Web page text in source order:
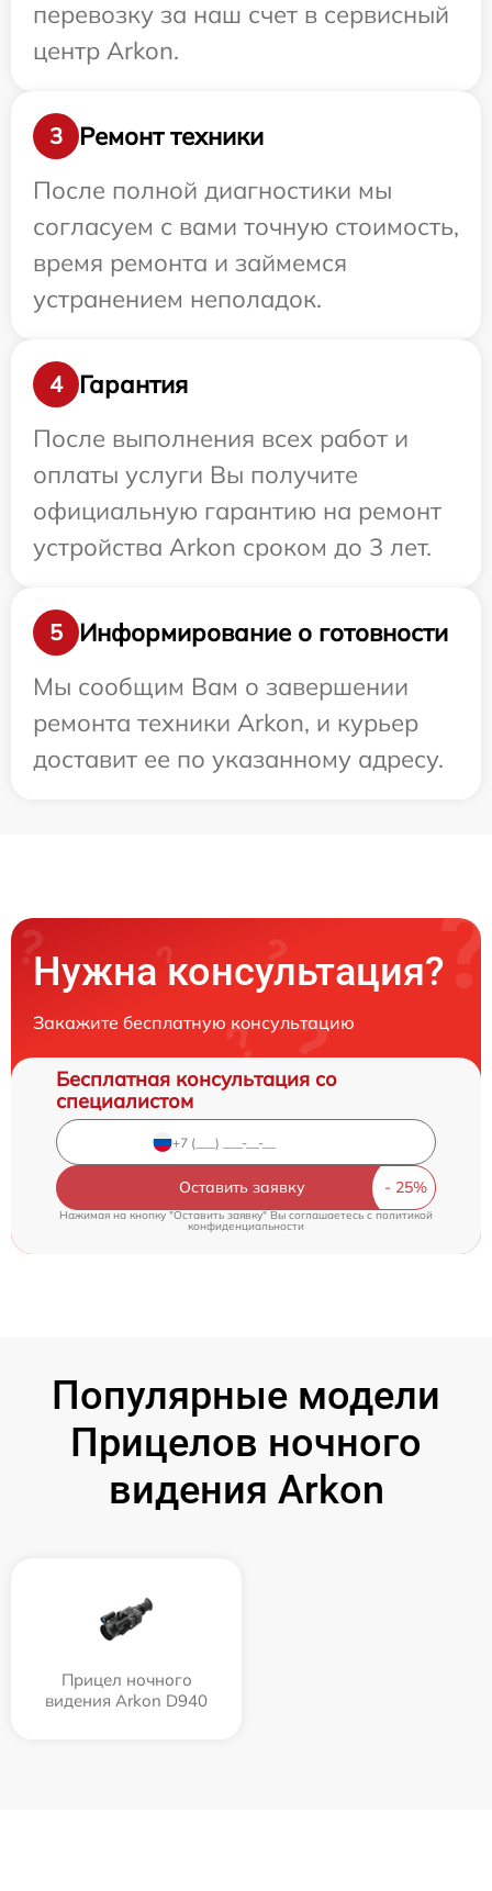
перевозку за наш счет в сервисный
центр Arkon.
3
Ремонт техники
После полной диагностики мы
согласуем с вами точную стоимость,
время ремонта и займемся
устранением неполадок.
4
Гарантия
После выполнения всех работ и
оплаты услуги Вы получите
официальную гарантию на ремонт
устройства Arkon сроком до 3 лет.
5
Информирование о готовности
Мы сообщим Вам о завершении
ремонта техники Arkon, и курьер
доставит ее по указанному адресу.
Нужна консультация?
Закажите бесплатную консультацию
Бесплатная консультация со
специалистом
Оставить заявку
Нажимая на кнопку "Оставить заявку" Вы соглашаетесь c политикой
конфиденциальности
Популярные модели
Прицелов ночного
видения Arkon
Прицел ночного
видения Arkon D940